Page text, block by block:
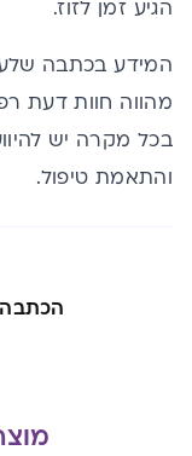
הגיע זמן לזוז.
המידע בכתבה
מהווה חוות דעת
בכל מקרה יש
והתאמת טיפול.